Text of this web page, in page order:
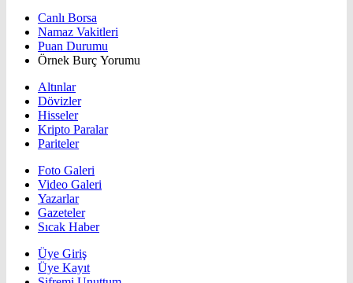
Canlı Borsa
Namaz Vakitleri
Puan Durumu
Örnek Burç Yorumu
Altınlar
Dövizler
Hisseler
Kripto Paralar
Pariteler
Foto Galeri
Video Galeri
Yazarlar
Gazeteler
Sıcak Haber
Üye Giriş
Üye Kayıt